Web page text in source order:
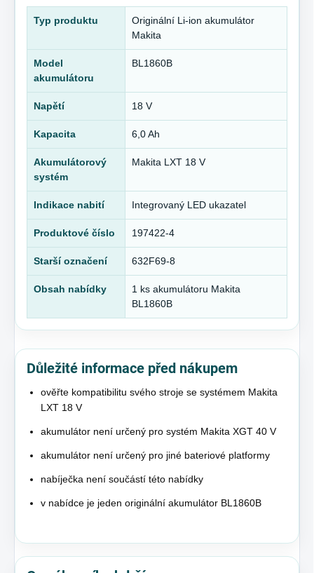
Typ produktu
Originální Li-ion akumulátor
Makita
Model
akumulátoru
BL1860B
Napětí 18 V
Kapacita 6,0 Ah
Akumulátorový
systém
Makita LXT 18 V
Indikace nabití Integrovaný LED ukazatel
Produktové číslo 197422-4
Starší označení 632F69-8
Obsah nabídky
1 ks akumulátoru Makita
BL1860B
Důležité informace před nákupem
ověřte kompatibilitu svého stroje se systémem Makita
LXT 18 V
akumulátor není určený pro systém Makita XGT 40 V
akumulátor není určený pro jiné bateriové platformy
nabíječka není součástí této nabídky
v nabídce je jeden originální akumulátor BL1860B